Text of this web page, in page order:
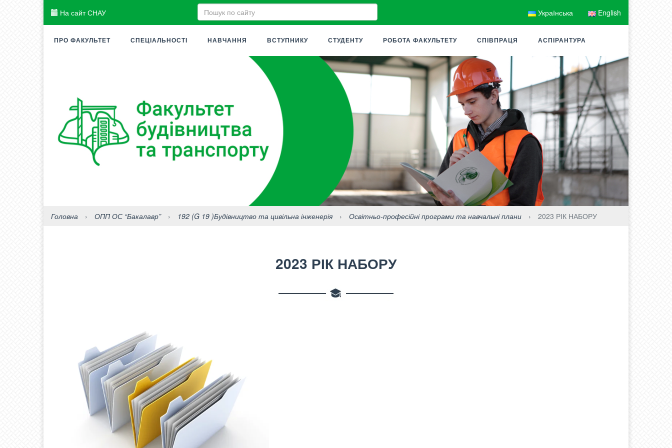
На сайт СНАУ Українська English
ПРО ФАКУЛЬТЕТ СПЕЦІАЛЬНОСТІ НАВЧАННЯ ВСТУПНИКУ СТУДЕНТУ РОБОТА ФАКУЛЬТЕТУ СПІВПРАЦЯ АСПІРАНТУРА
Головна › ОПП ОС “Бакалавр” › 192 (G 19 )Будівництво та цивільна інженерія › Освітньо-професійні програми та навчальні плани › 2023 РІК НАБОРУ
2023 РІК НАБОРУ